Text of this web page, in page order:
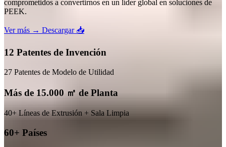
comprometidos a convertirnos en un líder global en soluciones de
PEEK.
Ver más → Descargar 📥
12 Patentes de Invención
27 Patentes de Modelo de Utilidad
Más de 15.000 ㎡ de Planta
40+ Líneas de Extrusión + Sala Limpia
60+ Países